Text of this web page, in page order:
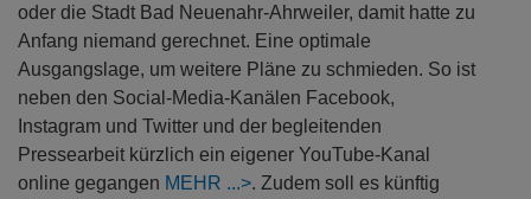
oder die Stadt Bad Neuenahr-Ahrweiler, damit hatte zu
Anfang niemand gerechnet. Eine optimale
Ausgangslage, um weitere Pläne zu schmieden. So ist
neben den Social-Media-Kanälen Facebook,
Instagram und Twitter und der begleitenden
Pressearbeit kürzlich ein eigener YouTube-Kanal
online gegangen MEHR
. Zudem soll es künftig